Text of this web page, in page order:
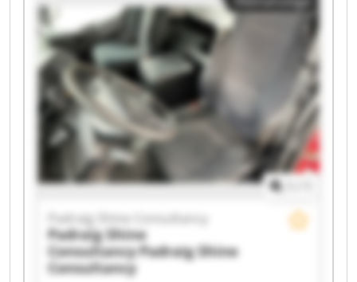
Shine Consultancy Padraig Shine Consultancy
Padraig Shine Consultancy Padraig Shine
Consultancy Padraig Shine Consultancy Padraig
Shine Consultancy Padraig Shine Consultancy
Padraig Shine Consultancy Padraig Shine
Consultancy Padraig Shine Consultancy Padraig
Shine Consultancy Padraig Shine Consultancy
Padraig Shine Consultancy
Padraig Shine
ConsultancyPadraig Shine
Consultancy